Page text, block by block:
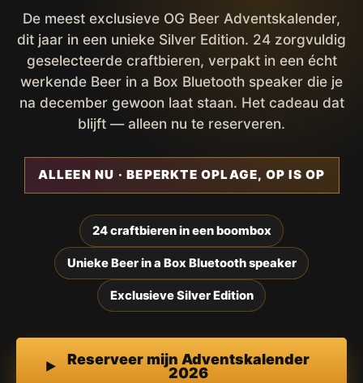
De meest exclusieve OG Beer Adventskalender,
dit jaar in een unieke Silver Edition. 24 zorgvuldig
geselecteerde craftbieren, verpakt in een écht
werkende Beer in a Box Bluetooth speaker die je
na december gewoon laat staan. Het cadeau dat
blijft — alleen nu te reserveren.
ALLEEN NU · BEPERKTE OPLAGE, OP IS OP
24 craftbieren in een boombox
Unieke Beer in a Box Bluetooth speaker
Exclusieve Silver Edition
Reserveer mijn Adventskalender
2026